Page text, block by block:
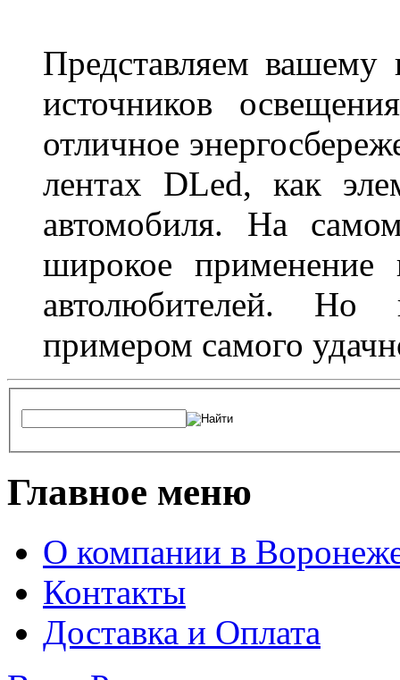
Представляем
источников
отличное
лентах DLed, как
автомобиля. На
широкое
автолюбителей. Но
примером самого
Главное меню
О компании в
Контакты
Доставка и Оплата